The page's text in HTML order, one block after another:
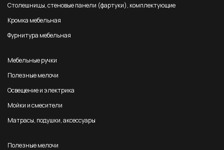
Столешницы, стеновые панели (фартуки), комплектующие
Кромка мебельная
Фурнитура мебельная
Мебельные ручки
Полезные мелочи
Освещение и электрика
Мойки и смесители
Матрасы, подушки, аксессуары
Полезные мелочи